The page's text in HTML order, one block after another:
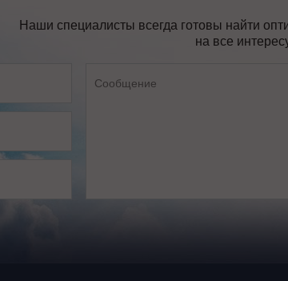
Наши специалисты всегда готовы найти
на все